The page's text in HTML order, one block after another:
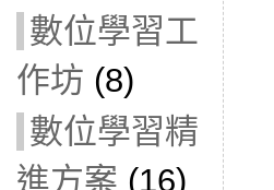
數位學習工
作坊 (8)
數位學習精
進方案 (16)